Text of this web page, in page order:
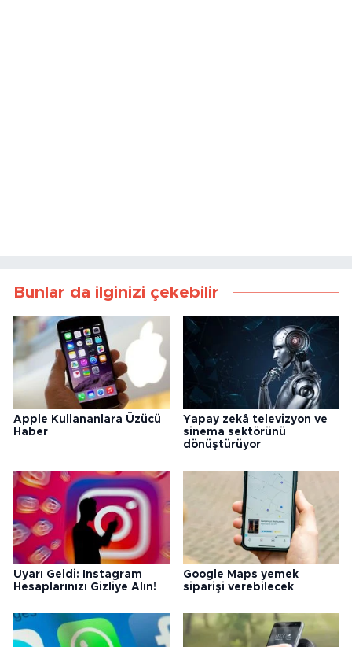
Bunlar da ilginizi çekebilir
Apple Kullananlara Üzücü
Haber
Yapay zekâ televizyon ve
sinema sektörünü
dönüştürüyor
Uyarı Geldi: Instagram
Hesaplarınızı Gizliye Alın!
Google Maps yemek
siparişi verebilecek